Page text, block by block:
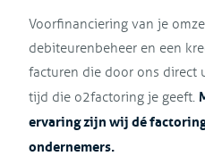
Voorfinanciering van je
debiteurenbeheer en een
facturen die door ons direct
tijd die o2factoring je geeft.
ervaring zijn wij dé
ondernemers.